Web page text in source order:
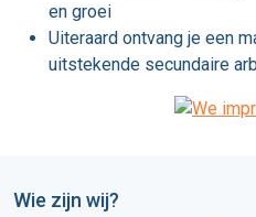
en groei
Uiteraard ontvang je een
uitstekende secundaire
Wie zijn wij?